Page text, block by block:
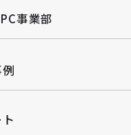
事業部